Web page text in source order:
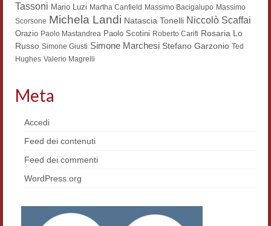
ALIM
Corpus Rhythmorum Musicum
Rammses
LEAD
Master INFOTEXT
Tassoni Mario Luzi Martha Canfield Massimo Bacigalupo Massimo
Scorsone Michela Landi Natascia Tonelli Niccolò Scaffai
Orazio Paolo Mastandrea Paolo Scotini Roberto Carifi Rosaria Lo
Russo Simone Giusti Simone Marchesi Stefano Garzonio Ted
Hughes Valerio Magrelli
Meta
Accedi
Feed dei contenuti
Feed dei commenti
WordPress.org